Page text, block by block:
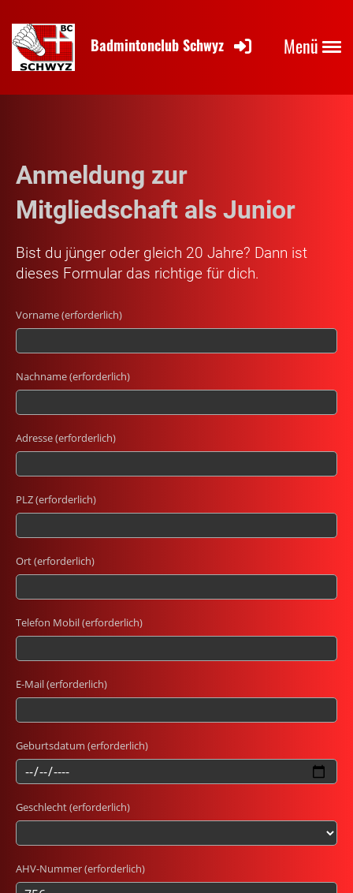
Menü
Badmintonclub Schwyz
Anmeldung zur
Mitgliedschaft als Junior
Bist du jünger oder gleich 20 Jahre? Dann ist
dieses Formular das richtige für dich.
Vorname (erforderlich)
Nachname (erforderlich)
Adresse (erforderlich)
PLZ (erforderlich)
Ort (erforderlich)
Telefon Mobil (erforderlich)
E-Mail (erforderlich)
Geburtsdatum (erforderlich)
Geschlecht (erforderlich)
AHV-Nummer (erforderlich)